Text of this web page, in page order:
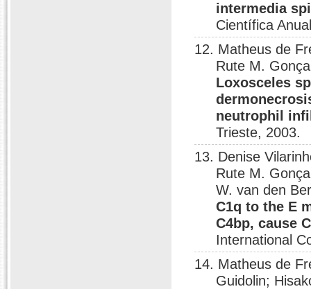
intermedia
Científica
12. Matheus de
Rute M.
Loxosceles
neutrophil
Trieste, 2003.
13. Denise
Rute M.
W. van den
C1q to the E
C4bp, cause
International
14. Matheus de
Guidolin;